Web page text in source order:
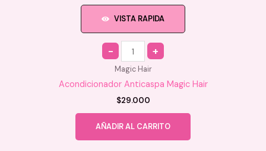
VISTA RAPIDA
Quantity
Magic Hair
Acondicionador Anticaspa Magic Hair
$29.000
AÑADIR AL CARRITO